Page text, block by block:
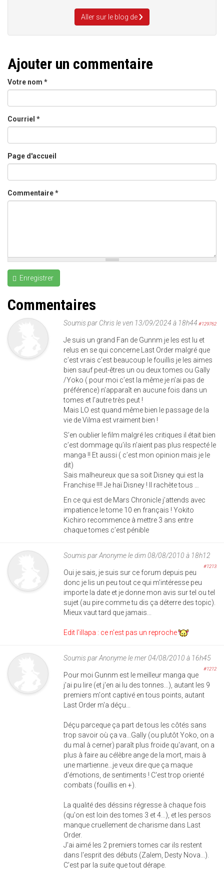
Aller sur le blog de
Ajouter un commentaire
Votre nom *
Courriel *
Page d'accueil
Commentaire*
Enregistrer
Commentaires
Soumis par Chrisle ven 13/09/2024 à 18h44 #129762
Je suis un grand Fan de Gunnm je les est lu et
relus en se qui concerne Last Order malgré que
c’est vrais c’est beaucoup le fouillis je les aimes
bien sauf peut-êtres un ou deux tomes ou Gally
/Yoko ( pour moi c’est la même je n’ai pas de
préférence) n’apparaît en aucune fois dans un
tomes et l’autre très peut !
Mais LO est quand même bien le passage de la
vie de Vilma est vraiment bien !
S’en oublier le film malgré les critiques il était bien
c’est dommage qu’ils n’aient pas plus respecté le
manga !! Et aussi ( c’est mon opinion mais je le
dit)
Sais malheureux que sa soit Disney qui est la
Franchise !!!! Je haï Disney ! Il rachète tous …
En ce qui est de Mars Chronicle j’attends avec
impatience le tome 10 en français ! Yokito
Kichiro recommence à mettre 3 ans entre
chaque tomes c’est pénible
Soumis parAnonymele dim 08/08/2010 à 18h12
#1213
Oui je sais, je suis sur ce forum depuis peu
donc je lis un peu tout ce qui m'intéresse peu
importe la date et je donne mon avis sur tel ou tel
sujet (au pire comme tu dis ça déterre des topic).
Mieux vaut tard que jamais...
Edit l'illapa : ce n'est pas un reproche
Soumis parAnonymele mer 04/08/2010 à 16h45
#1212
Pour moi Gunnm est le meilleur manga que
j'ai pu lire (et j'en ai lu des tonnes...), autant les 9
premiers m'ont captivé en tous points, autant
Last Order m'a déçu...
Déçu parceque ça part de tous les côtés sans
trop savoir où ça va...Gally (ou plutôt Yoko, on a
du mal à cerner) paraît plus froide qu'avant, on a
plus à faire au célèbre ange de la mort, mais à
une martienne...je veux dire que ça maque
d'émotions, de sentiments ! C'est trop orienté
combats (fouillis en +).
La qualité des déssins régresse à chaque fois
(qu'on est loin des tomes 3 et 4...), et les persos
manque cruellement de charisme dans Last
Order.
J'ai aimé les 2 premiers tomes car ils restent
dans l'esprit des débuts (Zalem, Desty Nova...).
C'est par la suite que tout dérape.